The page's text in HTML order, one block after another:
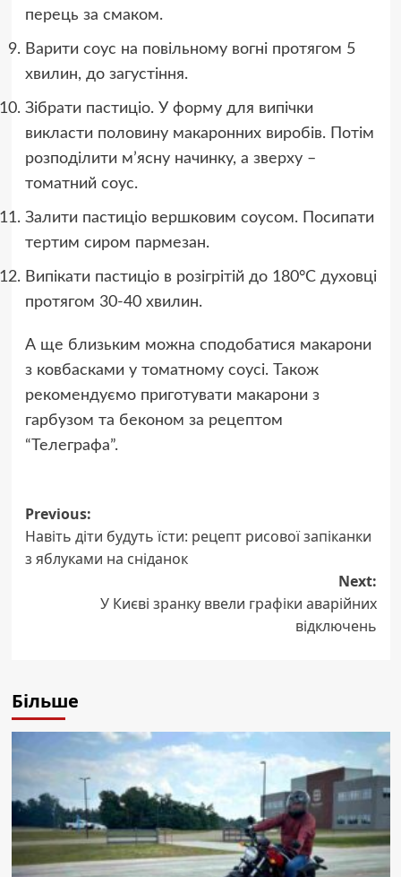
перець за смаком.
Варити соус на повільному вогні протягом 5
хвилин, до загустіння.
Зібрати пастиціо. У форму для випічки
викласти половину макаронних виробів. Потім
розподілити м’ясну начинку, а зверху –
томатний соус.
Залити пастиціо вершковим соусом. Посипати
тертим сиром пармезан.
Випікати пастиціо в розігрітій до 180°C духовці
протягом 30-40 хвилин.
А ще близьким можна сподобатися макарони
з ковбасками у томатному соусі. Також
рекомендуємо приготувати макарони з
гарбузом та беконом за рецептом
“Телеграфа”.
Post
navigation
Previous:
Навіть діти будуть їсти: рецепт рисової запіканки
з яблуками на сніданок
Next:
У Києві зранку ввели графіки аварійних
відключень
Більше